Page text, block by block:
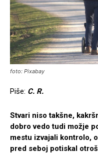
foto: Pixabay
Piše: C. R.
Stvari niso takšne,
dobro vedo tudi možje
mestu izvajali kontrolo,
pred seboj potiskal